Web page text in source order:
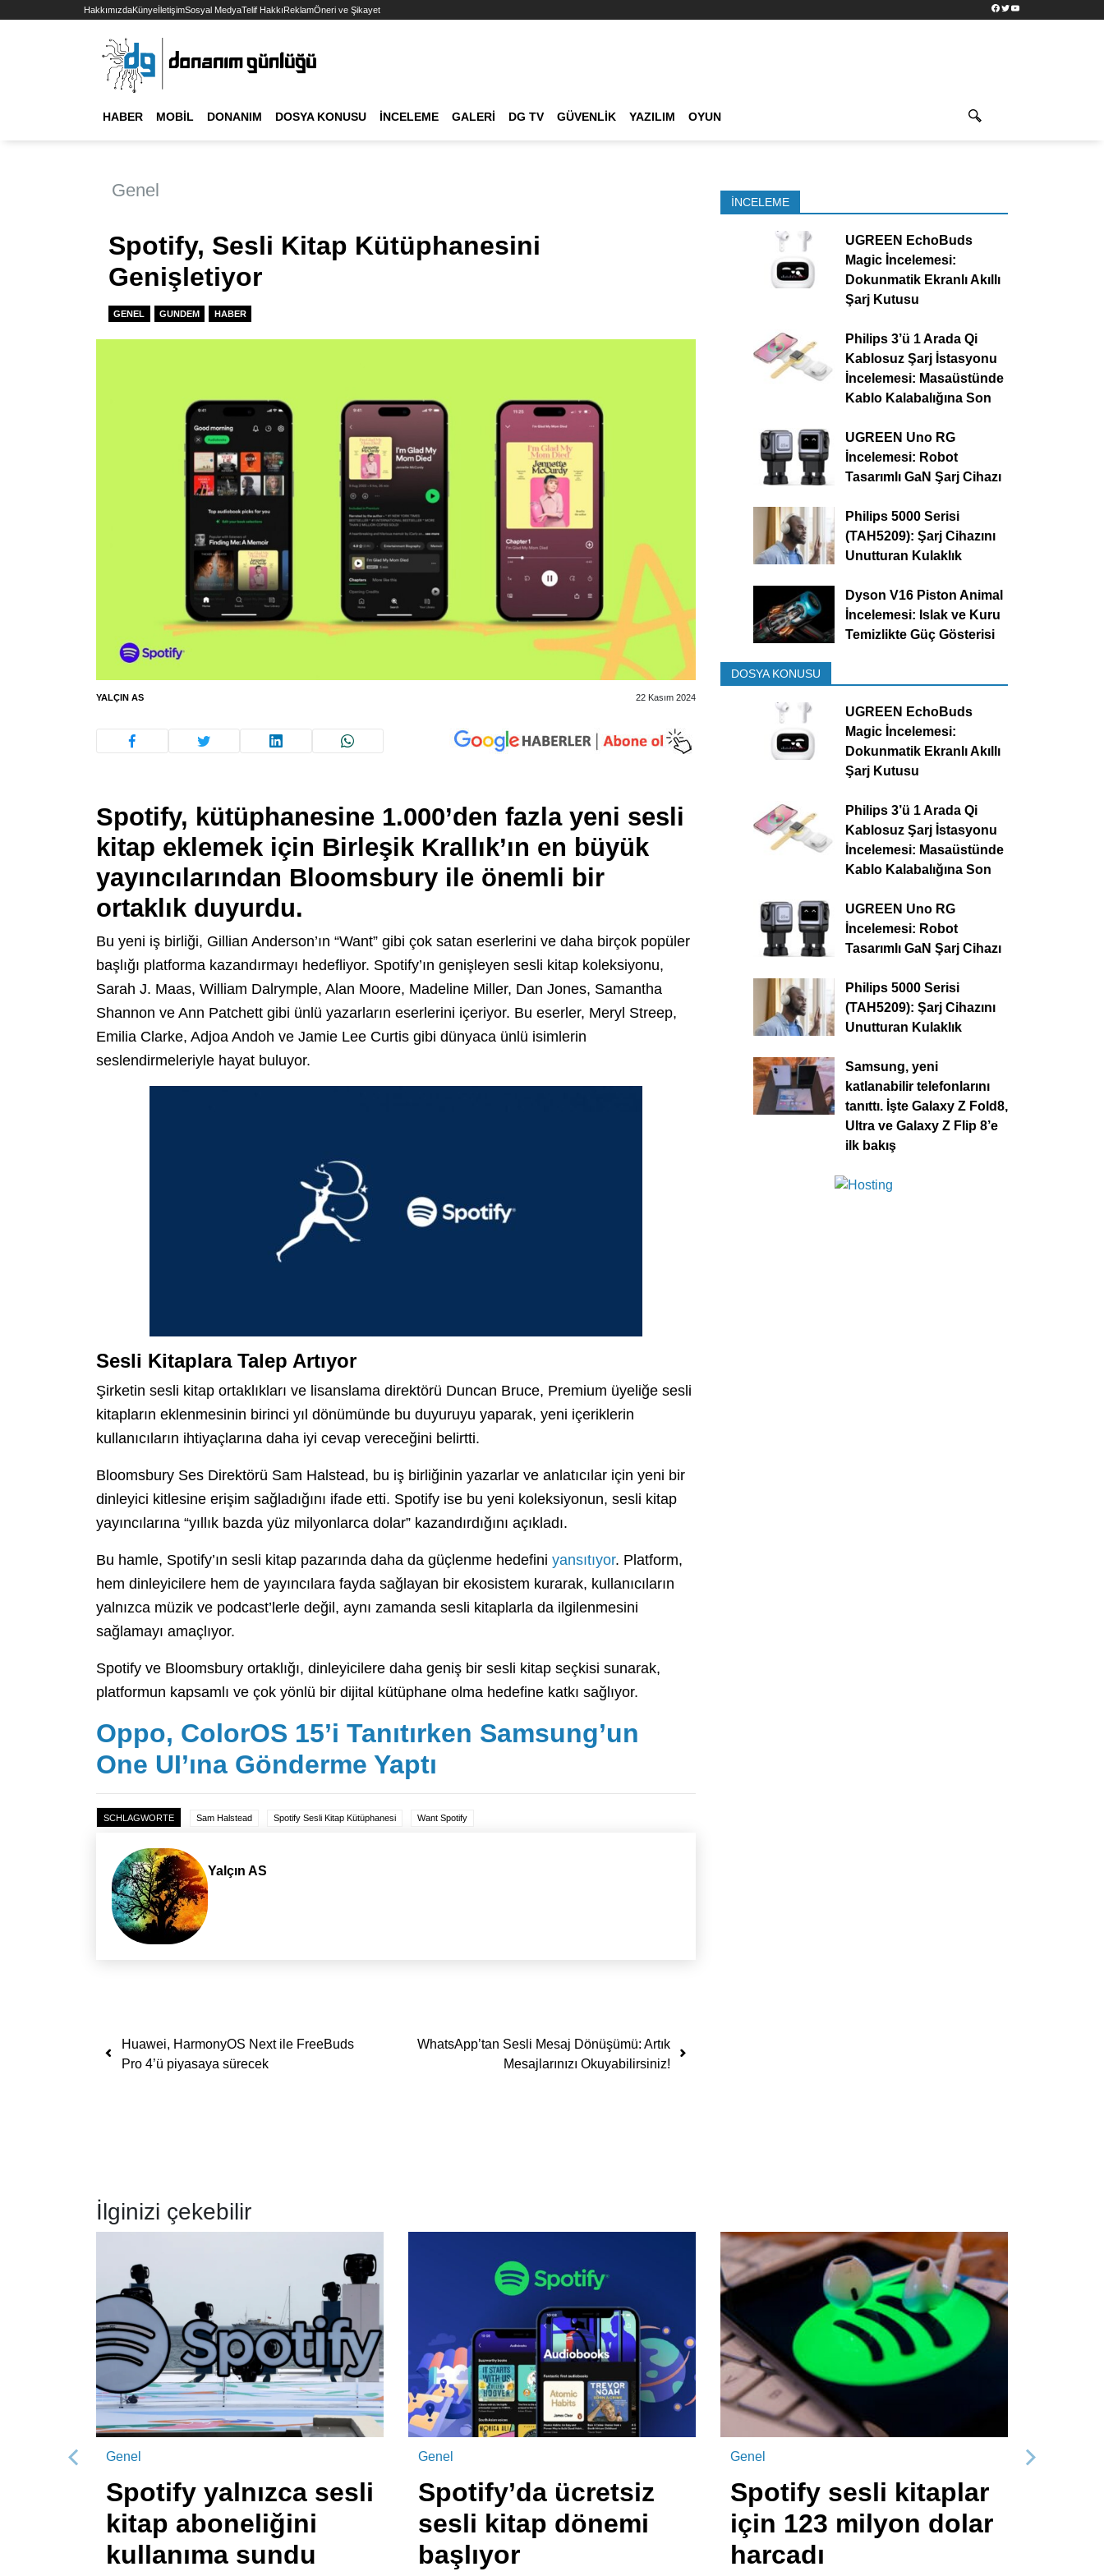
HakkımızdaKünyeİletişimSosyal MedyaTelif HakkıReklamÖneri ve Şikayet Facebook
TwitterYouTube
HABER MOBIL DONANIM DOSYA KONUSU İNCELEME GALERI DG TV GÜVENLIK YAZILIM OYUN
Genel
Spotify, Sesli Kitap Kütüphanesini
Genişletiyor
GENEL GUNDEM HABER
YALÇIN AS 22 Kasım 2024
Spotify, kütüphanesine 1.000’den fazla yeni sesli
kitap eklemek için Birleşik Krallık’ın en büyük
yayıncılarından Bloomsbury ile önemli bir
ortaklık duyurdu.
Bu yeni iş birliği, Gillian Anderson’ın “Want” gibi çok satan eserlerini ve daha birçok popüler
başlığı platforma kazandırmayı hedefliyor. Spotify’ın genişleyen sesli kitap koleksiyonu,
Sarah J. Maas, William Dalrymple, Alan Moore, Madeline Miller, Dan Jones, Samantha
Shannon ve Ann Patchett gibi ünlü yazarların eserlerini içeriyor. Bu eserler, Meryl Streep,
Emilia Clarke, Adjoa Andoh ve Jamie Lee Curtis gibi dünyaca ünlü isimlerin
seslendirmeleriyle hayat buluyor.
Sesli Kitaplara Talep Artıyor
Şirketin sesli kitap ortaklıkları ve lisanslama direktörü Duncan Bruce, Premium üyeliğe sesli
kitapların eklenmesinin birinci yıl dönümünde bu duyuruyu yaparak, yeni içeriklerin
kullanıcıların ihtiyaçlarına daha iyi cevap vereceğini belirtti.
Bloomsbury Ses Direktörü Sam Halstead, bu iş birliğinin yazarlar ve anlatıcılar için yeni bir
dinleyici kitlesine erişim sağladığını ifade etti. Spotify ise bu yeni koleksiyonun, sesli kitap
yayıncılarına “yıllık bazda yüz milyonlarca dolar” kazandırdığını açıkladı.
Bu hamle, Spotify’ın sesli kitap pazarında daha da güçlenme hedefini yansıtıyor. Platform,
hem dinleyicilere hem de yayıncılara fayda sağlayan bir ekosistem kurarak, kullanıcıların
yalnızca müzik ve podcast’lerle değil, aynı zamanda sesli kitaplarla da ilgilenmesini
sağlamayı amaçlıyor.
Spotify ve Bloomsbury ortaklığı, dinleyicilere daha geniş bir sesli kitap seçkisi sunarak,
platformun kapsamlı ve çok yönlü bir dijital kütüphane olma hedefine katkı sağlıyor.
Oppo, ColorOS 15’i Tanıtırken Samsung’un
One UI’ına Gönderme Yaptı
SCHLAGWORTE Sam Halstead Spotify Sesli Kitap Kütüphanesi Want Spotify
Yalçın AS
Yazı dolaşımı
Huawei, HarmonyOS Next ile FreeBuds
Pro 4’ü piyasaya sürecek
WhatsApp’tan Sesli Mesaj Dönüşümü: Artık
Mesajlarınızı Okuyabilirsiniz!
İNCELEME
UGREEN EchoBuds
Magic İncelemesi:
Dokunmatik Ekranlı Akıllı
Şarj Kutusu
Philips 3’ü 1 Arada Qi
Kablosuz Şarj İstasyonu
İncelemesi: Masaüstünde
Kablo Kalabalığına Son
UGREEN Uno RG
İncelemesi: Robot
Tasarımlı GaN Şarj Cihazı
Philips 5000 Serisi
(TAH5209): Şarj Cihazını
Unutturan Kulaklık
Dyson V16 Piston Animal
İncelemesi: Islak ve Kuru
Temizlikte Güç Gösterisi
DOSYA KONUSU
UGREEN EchoBuds
Magic İncelemesi:
Dokunmatik Ekranlı Akıllı
Şarj Kutusu
Philips 3’ü 1 Arada Qi
Kablosuz Şarj İstasyonu
İncelemesi: Masaüstünde
Kablo Kalabalığına Son
UGREEN Uno RG
İncelemesi: Robot
Tasarımlı GaN Şarj Cihazı
Philips 5000 Serisi
(TAH5209): Şarj Cihazını
Unutturan Kulaklık
Samsung, yeni
katlanabilir telefonlarını
tanıttı. İşte Galaxy Z Fold8,
Ultra ve Galaxy Z Flip 8’e
ilk bakış
İlginizi çekebilir
Genel
Spotify yalnızca sesli
kitap aboneliğini
kullanıma sundu
Genel
Spotify’da ücretsiz
sesli kitap dönemi
başlıyor
Genel
Spotify sesli kitaplar
için 123 milyon dolar
harcadı
Önceki Sonraki